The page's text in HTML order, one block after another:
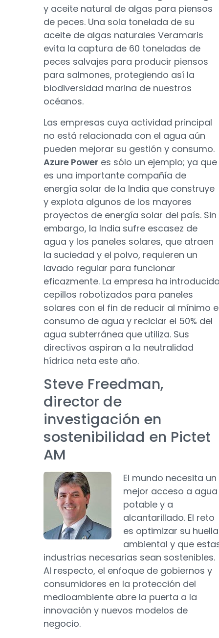
y aceite natural de algas para piensos
de peces. Una sola tonelada de su
aceite de algas naturales Veramaris
evita la captura de 60 toneladas de
peces salvajes para producir piensos
para salmones, protegiendo así la
biodiversidad marina de nuestros
océanos.
Las empresas cuya actividad principal
no está relacionada con el agua aún
pueden mejorar su gestión y consumo.
Azure Power es sólo un ejemplo; ya que
es una importante compañía de
energía solar de la India que construye
y explota algunos de los mayores
proyectos de energía solar del país. Sin
embargo, la India sufre escasez de
agua y los paneles solares, que atraen
la suciedad y el polvo, requieren un
lavado regular para funcionar
eficazmente. La empresa ha
cepillos robotizados para paneles
solares con el fin de reducir al mínimo
consumo de agua y reciclar el 50% del
agua subterránea que utiliza. Sus
directivos aspiran a la neutralidad
hídrica neta este año.
Steve Freedman,
director de
investigación en
sostenibilidad en Pictet
AM
El mundo necesita un
mejor acceso a agua
potable y a
alcantarillado. El reto
es optimizar su huella
ambiental y que
industrias necesarias sean sostenibles.
Al respecto, el enfoque de gobiernos y
consumidores en la protección del
medioambiente abre la puerta a la
innovación y nuevos modelos de
negocio.